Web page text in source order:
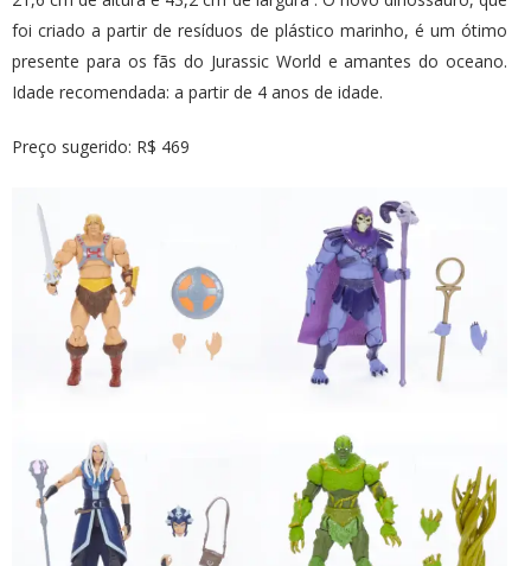
foi criado a partir de resíduos de plástico marinho, é um ótimo
presente para os fãs do Jurassic World e amantes do oceano.
Idade recomendada: a partir de 4 anos de idade.
Preço sugerido: R$ 469